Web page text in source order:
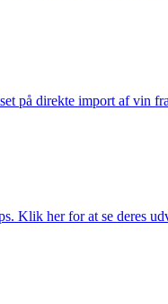
på direkte import af vin
Klik her for at se deres